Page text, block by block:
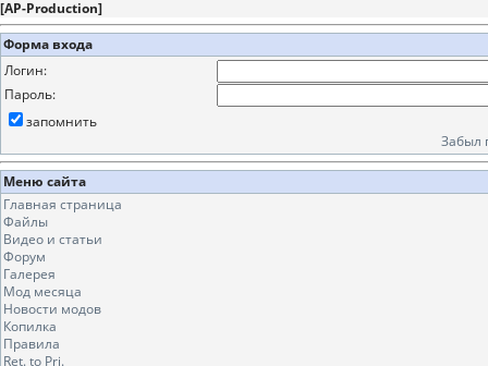
[AP-Production]
Форма входа
Логин:
Пароль:
запомнить
Забыл
Меню сайта
Главная страница
Файлы
Видео и статьи
Форум
Галерея
Мод месяца
Новости модов
Копилка
Правила
Ret. to Pri.